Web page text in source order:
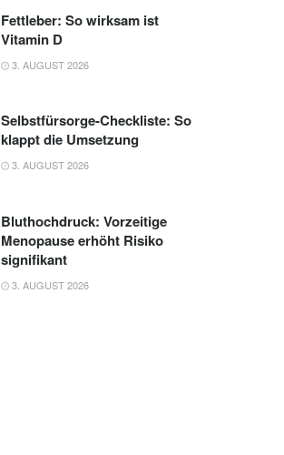
Fettleber: So wirksam ist
Vitamin D
3. AUGUST 2026
Selbstfürsorge-Checkliste: So
klappt die Umsetzung
3. AUGUST 2026
Bluthochdruck: Vorzeitige
Menopause erhöht Risiko
signifikant
3. AUGUST 2026